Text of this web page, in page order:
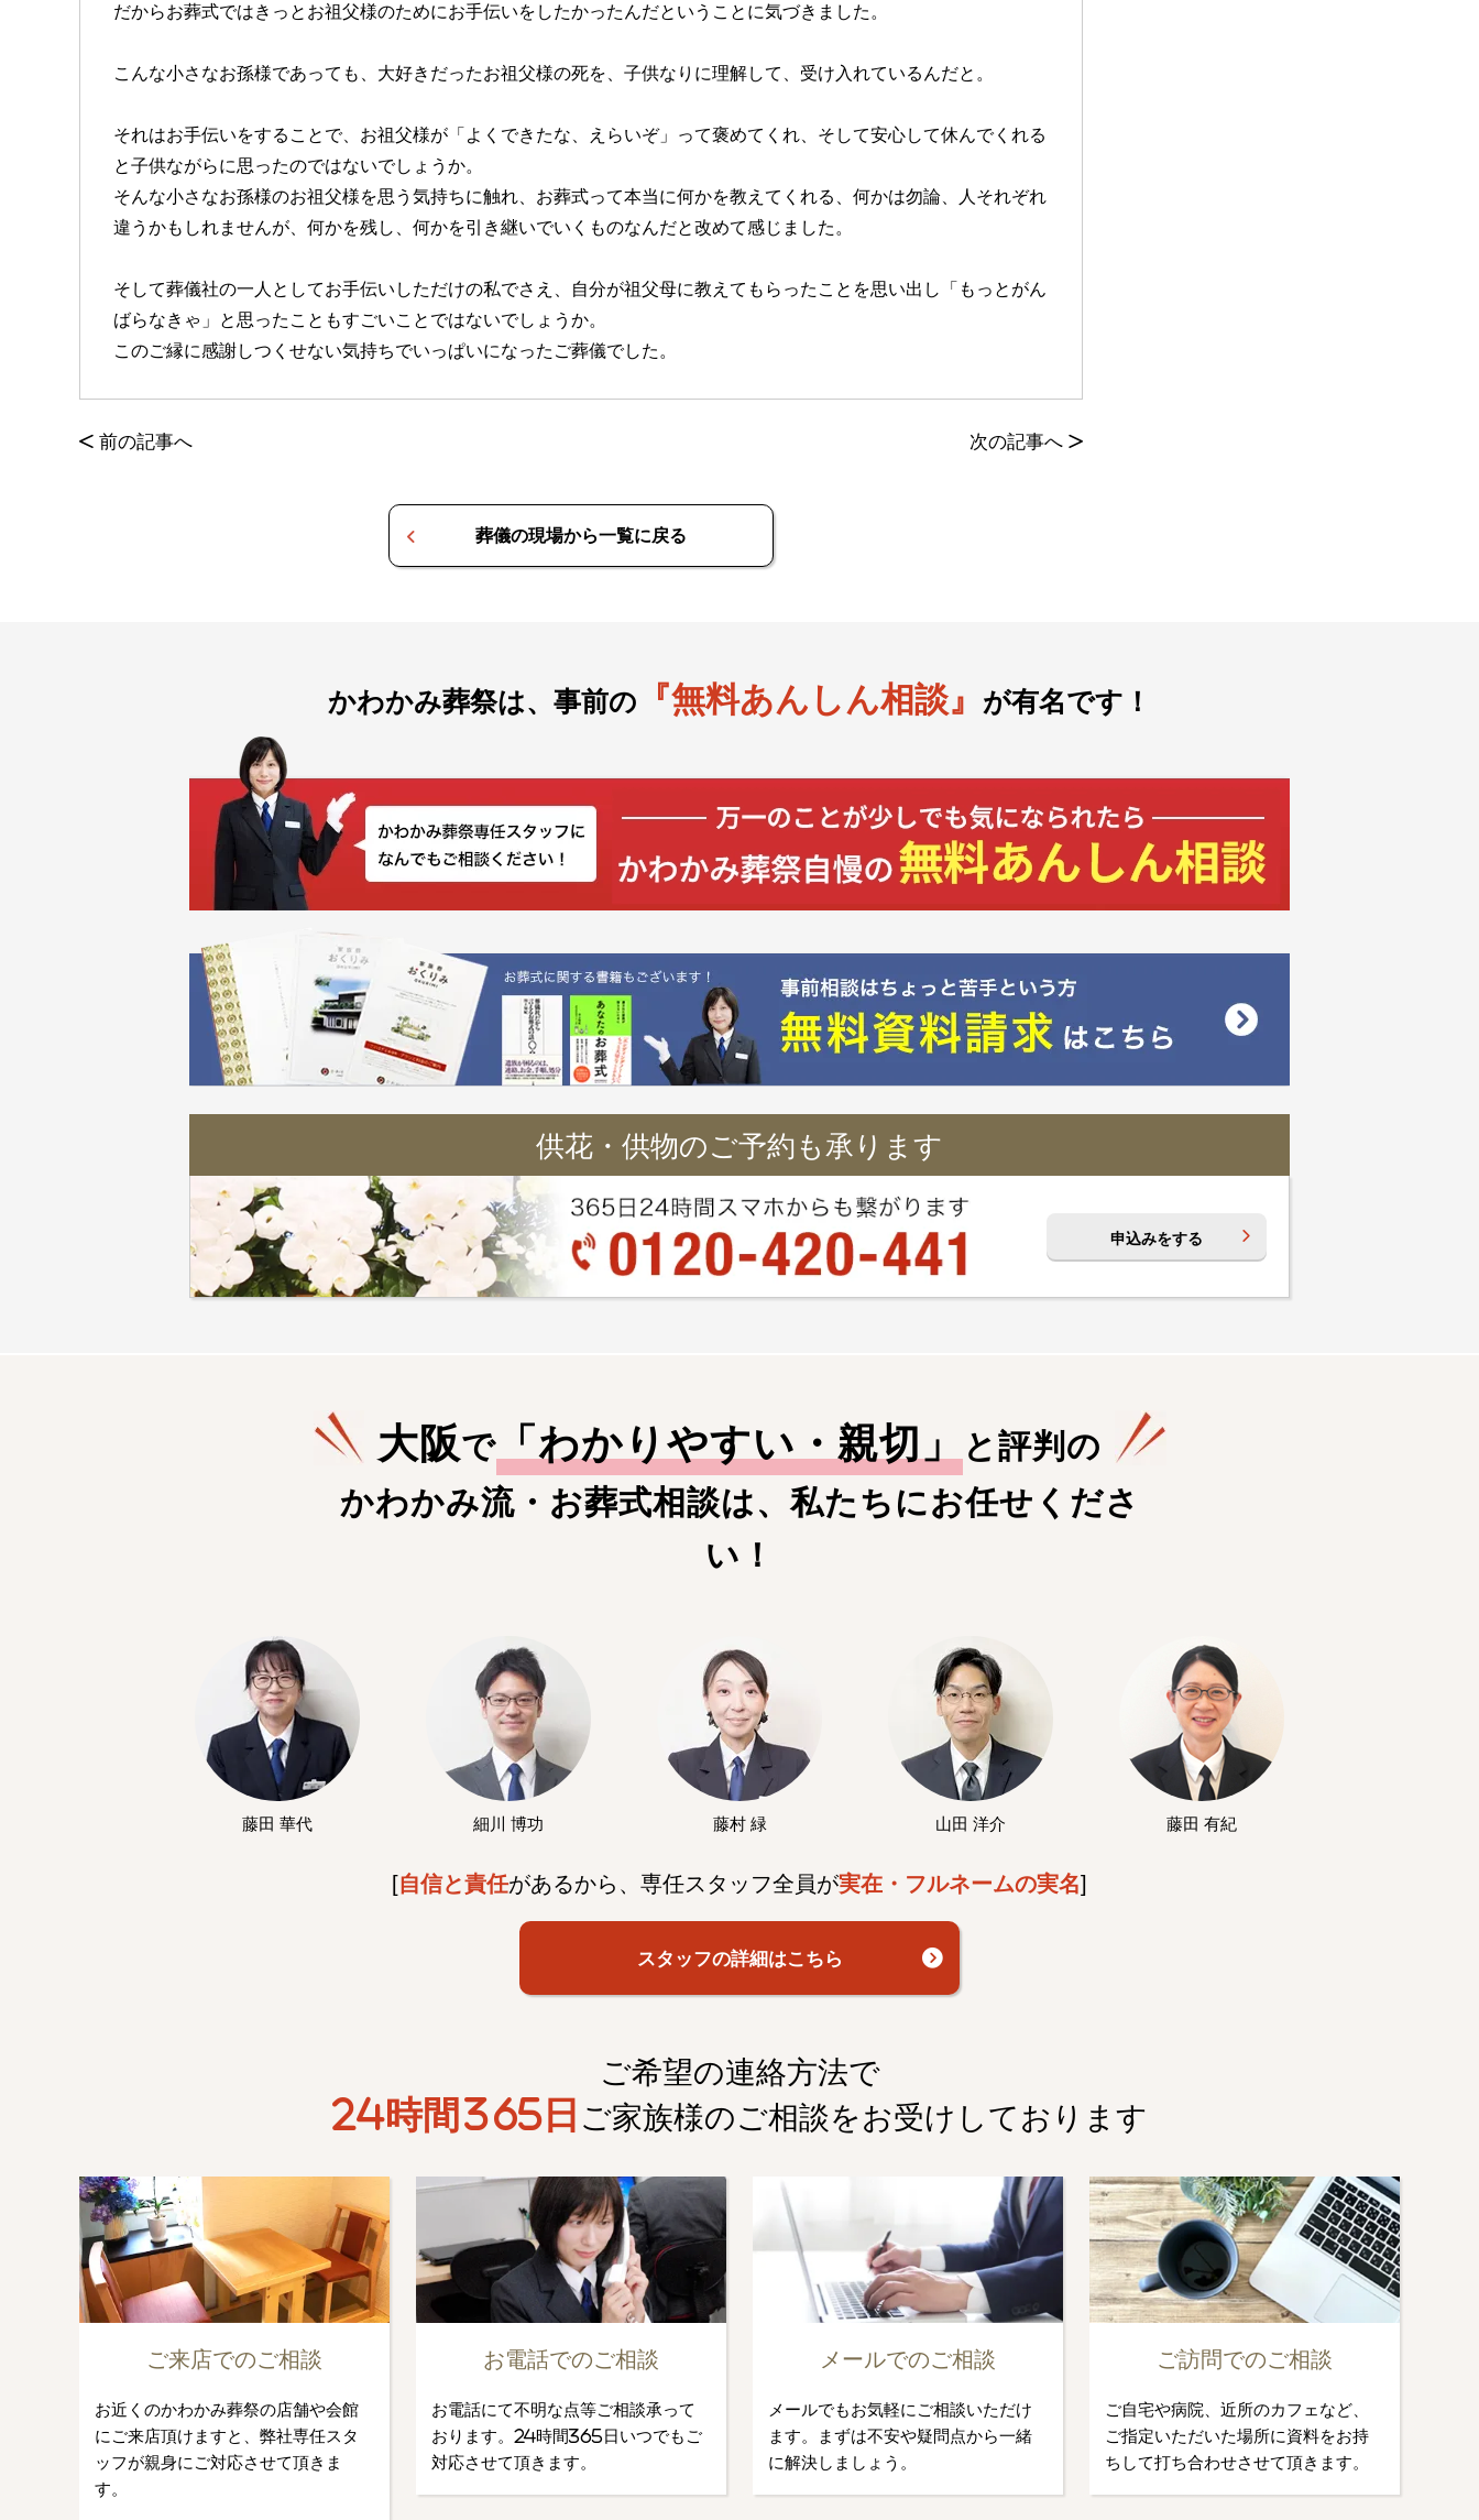
だからお葬式ではきっとお祖父様のためにお手伝いをしたかったんだということに気づきました。
こんな小さなお孫様であっても、大好きだったお祖父様の死を、子供なりに理解して、受け入れているんだと。
それはお手伝いをすることで、お祖父様が「よくできたな、えらいぞ」って褒めてくれ、そして安心して休んでくれる
と子供ながらに思ったのではないでしょうか。
そんな小さなお孫様のお祖父様を思う気持ちに触れ、お葬式って本当に何かを教えてくれる、何かは勿論、人それぞれ
違うかもしれませんが、何かを残し、何かを引き継いでいくものなんだと改めて感じました。
そして葬儀社の一人としてお手伝いしただけの私でさえ、自分が祖父母に教えてもらったことを思い出し「もっとがん
ばらなきゃ」と思ったこともすごいことではないでしょうか。
このご縁に感謝しつくせない気持ちでいっぱいになったご葬儀でした。
< 前の記事へ 次の記事へ >
葬儀の現場から一覧に戻る
かわかみ葬祭は、事前の 『無料あんしん相談』 が有名です！
供花・供物のご予約も承ります
申込みをする
大阪 で 「 わかりやすい・親切 」
と評判の
かわかみ流・お葬式相談は、私たちにお任せくださ
い！
藤田 華代 細川 博功 藤村 緑 山田 洋介 藤田 有紀
[自信と責任があるから、専任スタッフ全員が実在・フルネームの実名]
スタッフの詳細はこちら
ご希望の連絡方法で
24時間365日 ご家族様のご相談を お受けしております
ご来店でのご相談
お近くのかわかみ葬祭の店舗や会館
にご来店頂けますと、弊社専任スタ
ッフが親身にご対応させて頂きま
す。
お電話でのご相談
お電話にて不明な点等ご相談承って
おります。24時間365日いつでもご
対応させて頂きます。
メールでのご相談
メールでもお気軽にご相談いただけ
ます。まずは不安や疑問点から一緒
に解決しましょう。
ご訪問でのご相談
ご自宅や病院、近所のカフェなど、
ご指定いただいた場所に資料をお持
ちして打ち合わせさせて頂きます。